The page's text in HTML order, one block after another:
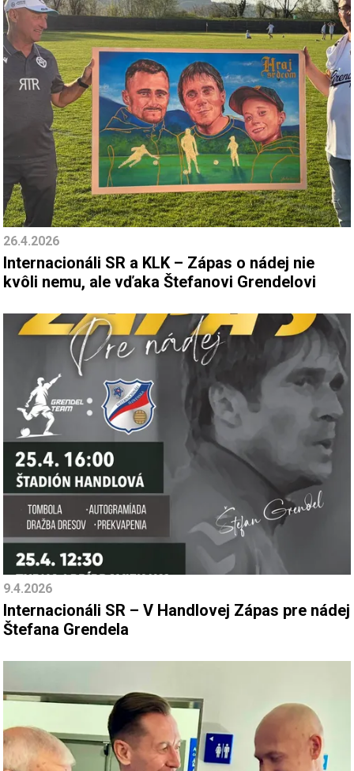
26.4.2026
Internacionáli SR a KLK – Zápas o nádej nie
kvôli nemu, ale vďaka Štefanovi Grendelovi
9.4.2026
Internacionáli SR – V Handlovej Zápas pre nádej
Štefana Grendela